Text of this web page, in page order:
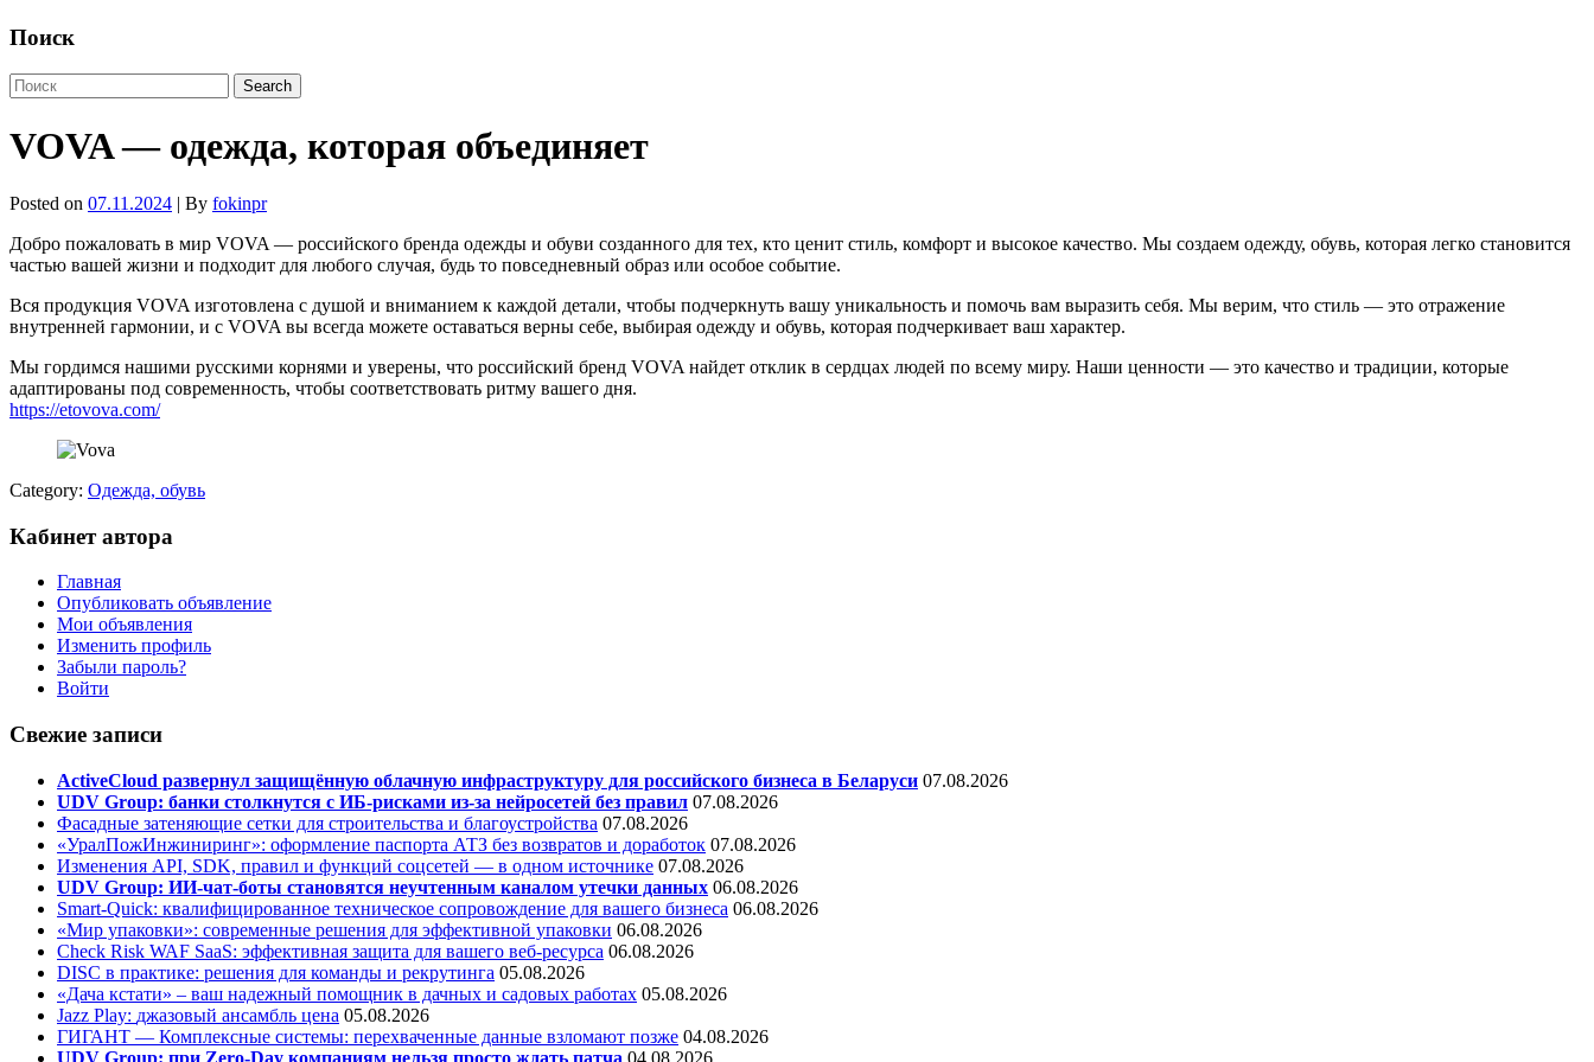
Поиск
VOVA — одежда, которая объединяет
Posted on 07.11.2024 | By fokinpr
Добро пожаловать в мир VOVA — российского бренда одежды и обуви созданного для тех, кто ценит стиль, комфорт и высокое качество. Мы создаем одежду, обувь, которая легко становится
частью вашей жизни и подходит для любого случая, будь то повседневный образ или особое событие.
Вся продукция VOVA изготовлена с душой и вниманием к каждой детали, чтобы подчеркнуть вашу уникальность и помочь вам выразить себя. Мы верим, что стиль — это отражение
внутренней гармонии, и с VOVA вы всегда можете оставаться верны себе, выбирая одежду и обувь, которая подчеркивает ваш характер.
Мы гордимся нашими русскими корнями и уверены, что российский бренд VOVA найдет отклик в сердцах людей по всему миру. Наши ценности — это качество и традиции, которые
адаптированы под современность, чтобы соответствовать ритму вашего дня.
https://etovova.com/
Category: Одежда, обувь
Кабинет автора
Главная
Опубликовать объявление
Мои объявления
Изменить профиль
Забыли пароль?
Войти
Свежие записи
ActiveCloud развернул защищённую облачную инфраструктуру для российского бизнеса в Беларуси 07.08.2026
UDV Group: банки столкнутся с ИБ-рисками из-за нейросетей без правил 07.08.2026
Фасадные затеняющие сетки для строительства и благоустройства 07.08.2026
«УралПожИнжиниринг»: оформление паспорта АТЗ без возвратов и доработок 07.08.2026
Изменения API, SDK, правил и функций соцсетей — в одном источнике 07.08.2026
UDV Group: ИИ-чат-боты становятся неучтенным каналом утечки данных 06.08.2026
Smart-Quick: квалифицированное техническое сопровождение для вашего бизнеса 06.08.2026
«Мир упаковки»: современные решения для эффективной упаковки 06.08.2026
Check Risk WAF SaaS: эффективная защита для вашего веб-ресурса 06.08.2026
DISC в практике: решения для команды и рекрутинга 05.08.2026
«Дача кстати» – ваш надежный помощник в дачных и садовых работах 05.08.2026
Jazz Play: джазовый ансамбль цена 05.08.2026
ГИГАНТ — Комплексные системы: перехваченные данные взломают позже 04.08.2026
UDV Group: при Zero-Day компаниям нельзя просто ждать патча 04.08.2026